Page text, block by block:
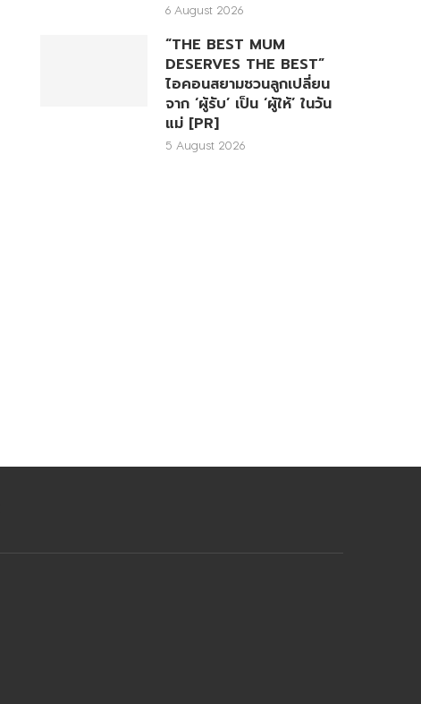
6 August 2026
“THE BEST MUM
DESERVES THE BEST”
ไอคอนสยามชวนลูกเปลี่ยน
จาก ‘ผู้รับ’ เป็น ‘ผู้ให้’ ในวัน
แม่ [PR]
5 August 2026